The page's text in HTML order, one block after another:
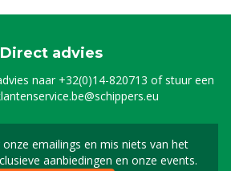
Direct advies
naar +32(0)14-820713 of stuur een
emailings en mis niets van het
aanbiedingen en onze events.
Meld u aan voor onze